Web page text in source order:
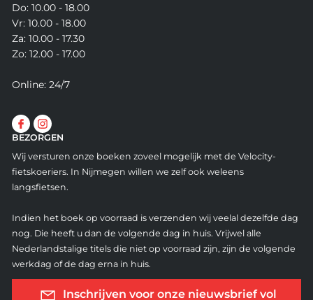
Do: 10.00 - 18.00
Vr: 10.00 - 18.00
Za: 10.00 - 17.30
Zo: 12.00 - 17.00
Online: 24/7
BEZORGEN
Wij versturen onze boeken zoveel mogelijk met de Velocity-
fietskoeriers. In Nijmegen willen we zelf ook weleens
langsfietsen.
Indien het boek op voorraad is verzenden wij veelal dezelfde dag
nog. Die heeft u dan de volgende dag in huis. Vrijwel alle
Nederlandstalige titels die niet op voorraad zijn, zijn de volgende
werkdag of de dag erna in huis.
Inschrijven voor onze nieuwsbrief vol